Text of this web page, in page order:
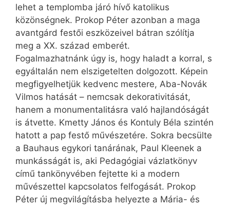
lehet a templomba járó hívő katolikus
közönségnek. Prokop Péter azonban a maga
avantgárd festői eszközeivel bátran szólítja
meg a XX. század emberét.
Fogalmazhatnánk úgy is, hogy haladt a korral, s
egyáltalán nem elszigetelten dolgozott. Képein
megfigyelhetjük kedvenc mestere, Aba-Novák
Vilmos hatását – nemcsak dekorativitását,
hanem a monumentalitásra való hajlandóságát
is átvette. Kmetty János és Kontuly Béla szintén
hatott a pap festő művészetére. Sokra becsülte
a Bauhaus egykori tanárának, Paul Kleenek a
munkásságát is, aki Pedagógiai vázlatkönyv
című tankönyvében fejtette ki a modern
művészettel kapcsolatos felfogását. Prokop
Péter új megvilágításba helyezte a Mária- és